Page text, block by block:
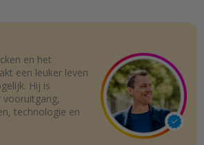
en het
een leuker leven
Hij is
vooruitgang,
technologie en